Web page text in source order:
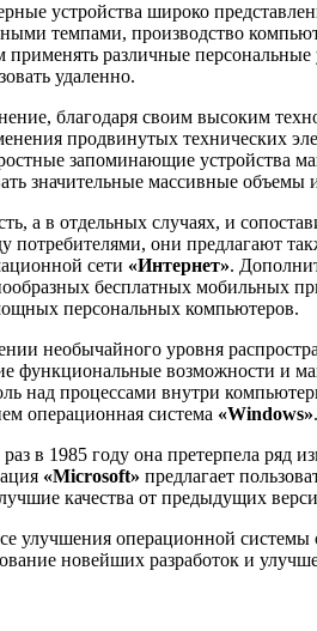
устройства широко
темпами, производство
применять различные
удаленно.
благодаря своим высоким
продвинутых технических
запоминающие устройства
значительные массивные
а в отдельных случаях, и
потребителями, они предлагают
сети «Интернет».
бесплатных мобильных
персональных компьютеров.
необычайного уровня
функциональные возможности и
над процессами внутри
операционная система «Windows».
в 1985 году она претерпела
«Microsoft» предлагает
лучшие качества от предыдущих
улучшения операционной системы
новейших разработок и